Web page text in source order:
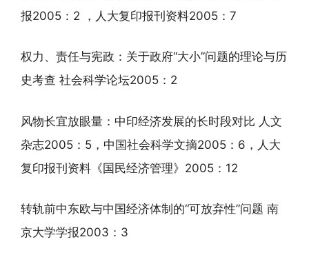
报2005：2 ，人大复印报刊资料2005：7
权力、责任与宪政：关于政府“大小”问题的理论与历
史考查 社会科学论坛2005：2
风物长宜放眼量：中印经济发展的长时段对比 人文
杂志2005：5，中国社会科学文摘2005：6，人大
复印报刊资料《国民经济管理》2005：12
转轨前中东欧与中国经济体制的“可放弃性”问题 南
京大学学报2003：3